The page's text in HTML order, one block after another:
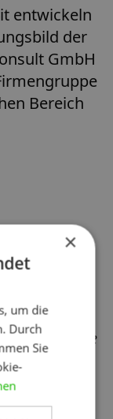
entwickeln
der
GmbH
Bereich
wichtig wie
sowohl im
×
um die
Durch
Sie